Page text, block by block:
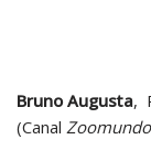
Bruno Augusta,
(Canal Zoomundo